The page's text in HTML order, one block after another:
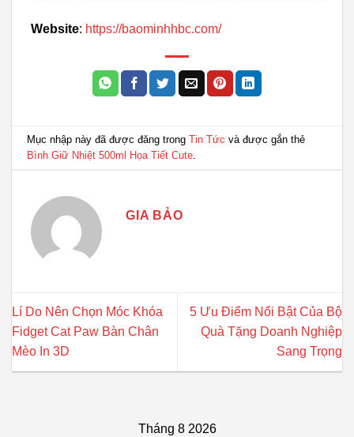
Website: https://baominhhbc.com/
Mục nhập này đã được đăng trongTin Tức và được gắn thẻ
Bình Giữ Nhiệt 500ml Họa Tiết Cute
GIA BẢO
Lí Do Nên Chọn Móc Khóa
Fidget Cat Paw Bàn Chân
Mèo In 3D
5 Ưu Điểm Nổi Bật Của Bộ
Quà Tặng Doanh Nghiệp
Sang Trọng
Tháng 8 2026